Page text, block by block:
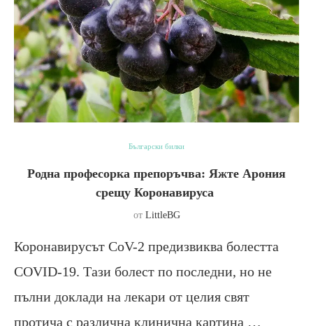
Български билки
Родна професорка препоръчва: Яжте Арония
срещу Коронавируса
от LittleBG
Коронавирусът CoV-2 предизвиква болестта
COVID-19. Тази болест по последни, но не
пълни доклади на лекари от целия свят
протича с различна клинична картина …